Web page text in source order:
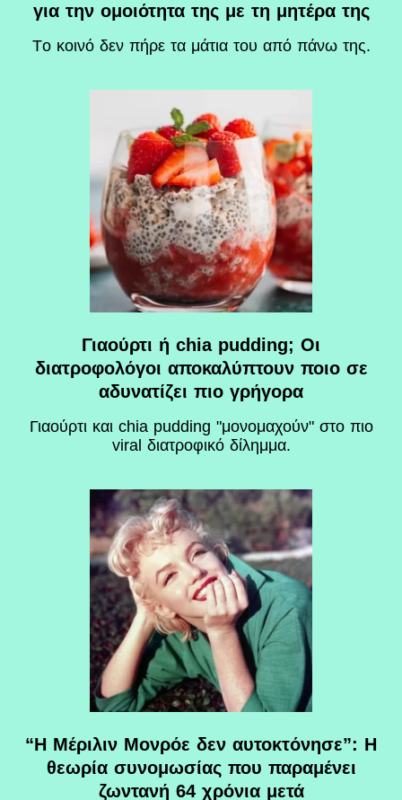
για την ομοιότητα της με τη μητέρα της
Tο κοινό δεν πήρε τα μάτια του από πάνω της.
Γιαούρτι ή chia pudding; Οι
διατροφολόγοι αποκαλύπτουν ποιο σε
αδυνατίζει πιο γρήγορα
Γιαούρτι και chia pudding "μονομαχούν" στο πιο
viral διατροφικό δίλημμα.
“Η Μέριλιν Μονρόε δεν αυτοκτόνησε”: Η
θεωρία συνομωσίας που παραμένει
ζωντανή 64 χρόνια μετά